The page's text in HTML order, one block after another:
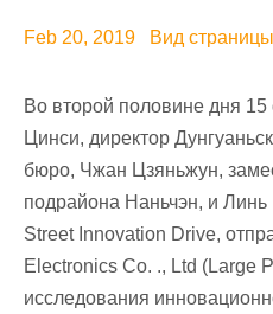
Feb 20, 2019 Вид
Во второй половине дня
Цинси, директор
бюро, Чжан Цзяньжун,
подрайона Наньчэн, и
Street Innovation Drive,
Electronics Co. ., Ltd (Large
исследования